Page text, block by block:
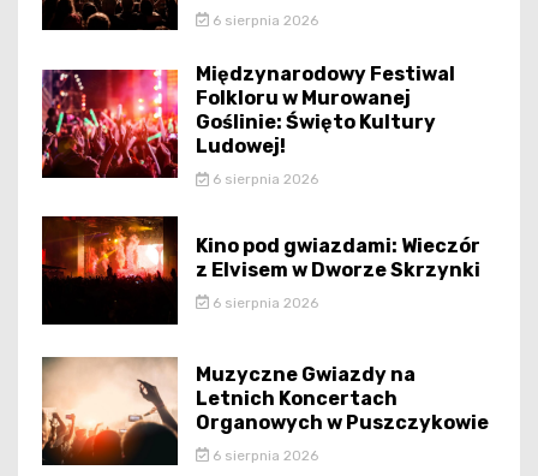
6 sierpnia 2026
Międzynarodowy Festiwal
Folkloru w Murowanej
Goślinie: Święto Kultury
Ludowej!
6 sierpnia 2026
Kino pod gwiazdami: Wieczór
z Elvisem w Dworze Skrzynki
6 sierpnia 2026
Muzyczne Gwiazdy na
Letnich Koncertach
Organowych w Puszczykowie
6 sierpnia 2026